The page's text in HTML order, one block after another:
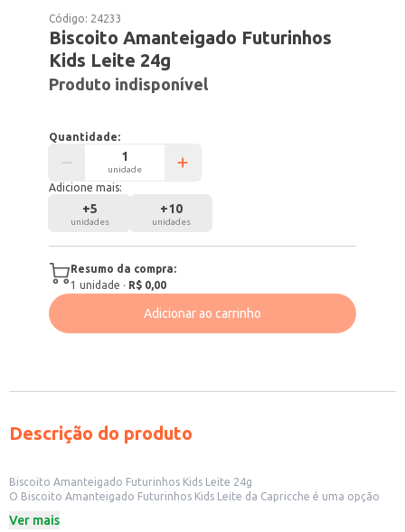
Código: 24233
Biscoito Amanteigado Futurinhos
Kids Leite 24g
Produto indisponível
Quantidade:
unidade
Adicione mais:
+5
unidades
+10
unidades
Resumo da compra:
1 unidade · R$ 0,00
Adicionar ao carrinho
Descrição do produto
Biscoito Amanteigado Futurinhos Kids Leite 24g
O Biscoito Amanteigado Futurinhos Kids Leite da Capricche é uma opção
biscoito é prático para levar e consumir em diversos momentos do dia.
Ver mais